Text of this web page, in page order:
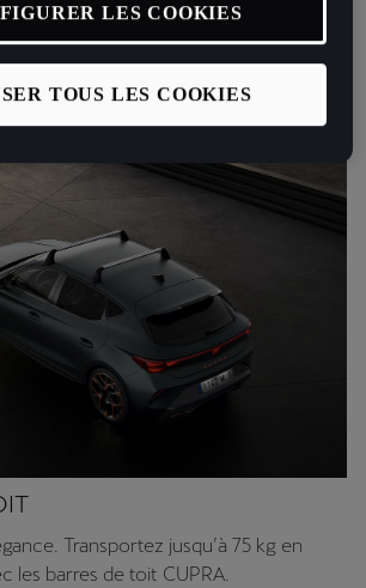
Transportez jusqu’à 75 kg en
les barres de toit CUPRA.
TOUS LES COOKIES
LES COOKIES